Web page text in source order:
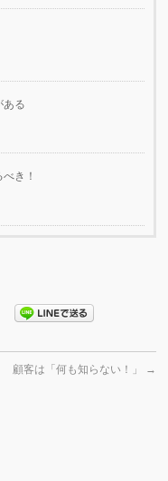
ある
き！
顧客は「何も知らない！」 →